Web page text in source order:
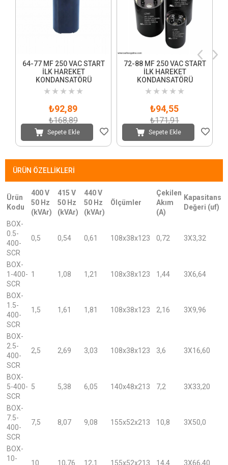
64-77 MF 250 VAC START
İLK HAREKET
KONDANSATÖRÜ
★ ★ ★ ★ ★
₺92,89
₺168,89
Sepete Ekle
72-88 MF 250 VAC START
İLK HAREKET
KONDANSATÖRÜ
★ ★ ★ ★ ★
₺94,55
₺171,91
Sepete Ekle
ÜRÜN ÖZELLIKLERI
Ürün
Kodu
400 V
50 Hz
(kVAr)
415 V
50 Hz
(kVAr)
440 V
50 Hz
(kVAr)
Ölçümler
Çekilen
Akım
(A)
Kapasitans
Değeri (uf)
BOX-
0.5-
400-
SCR
0,5 0,54 0,61 108x38x123 0,72 3X3,32
BOX-
1-400-
SCR
1 1,08 1,21 108x38x123 1,44 3X6,64
BOX-
1.5-
400-
SCR
1,5 1,61 1,81 108x38x123 2,16 3X9,96
BOX-
2.5-
400-
SCR
2,5 2,69 3,03 108x38x123 3,6 3X16,60
BOX-
5-400-
SCR
5 5,38 6,05 140x48x213 7,2 3X33,20
BOX-
7.5-
400-
SCR
7,5 8,07 9,08 155x52x213 10,8 3X50,0
BOX-
10-
10 10,76 12,1 155x52x213 14,4 3X66,40